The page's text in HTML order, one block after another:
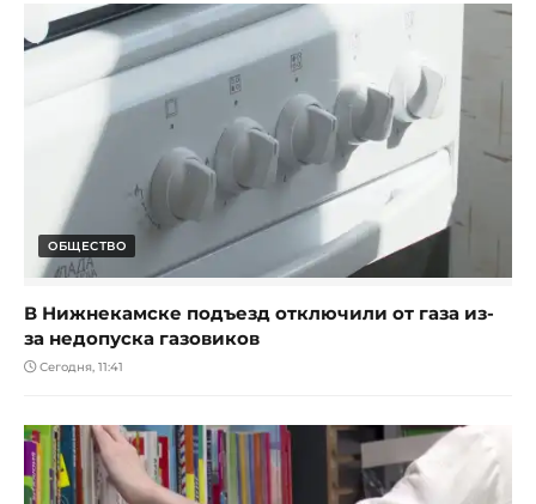
ОБЩЕСТВО
В Нижнекамске подъезд отключили от газа из-
за недопуска газовиков
Сегодня, 11:41